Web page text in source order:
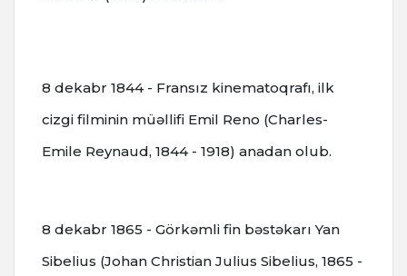
8 dekabr 1844 - Fransız kinematoqrafı, ilk
cizgi filminin müəllifi Emil Reno (Charles-
Emile Reynaud, 1844 - 1918) anadan olub.
8 dekabr 1865 - Görkəmli fin bəstəkarı Yan
Sibelius (Johan Christian Julius Sibelius, 1865 -